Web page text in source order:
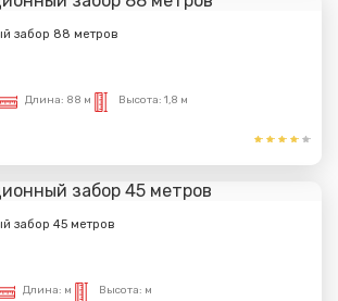
забор 88 метров
Длина: 88 м Высота: 1,8 м
забор 45 метров
Длина: м Высота: м
успешно
наш специалист свяжется с